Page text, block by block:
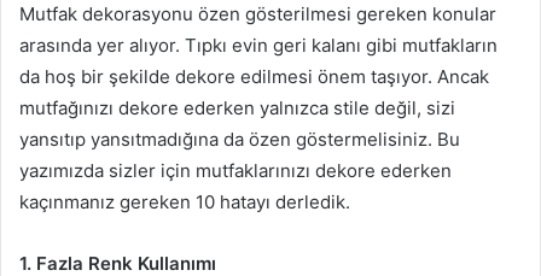
Mutfak dekorasyonu özen gösterilmesi gereken konular
arasında yer alıyor. Tıpkı evin geri kalanı gibi mutfakların
da hoş bir şekilde dekore edilmesi önem taşıyor. Ancak
mutfağınızı dekore ederken yalnızca stile değil, sizi
yansıtıp yansıtmadığına da özen göstermelisiniz. Bu
yazımızda sizler için mutfaklarınızı dekore ederken
kaçınmanız gereken 10 hatayı derledik.
1. Fazla Renk Kullanımı